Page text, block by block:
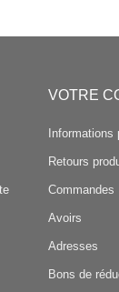
VOTRE
Informations
Retours
Commandes
Avoirs
Adresses
Bons de